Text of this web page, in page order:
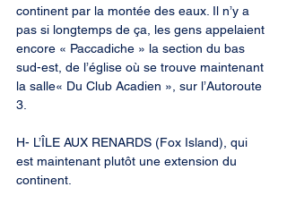
continent par la montée des eaux. Il n’y a
pas si longtemps de ça, les gens appelaient
encore « Paccadiche » la section du bas
sud-est, de l’église où se trouve maintenant
la salle« Du Club Acadien », sur l’Autoroute
3.
H- L’ÎLE AUX RENARDS (Fox Island), qui
est maintenant plutôt une extension du
continent.